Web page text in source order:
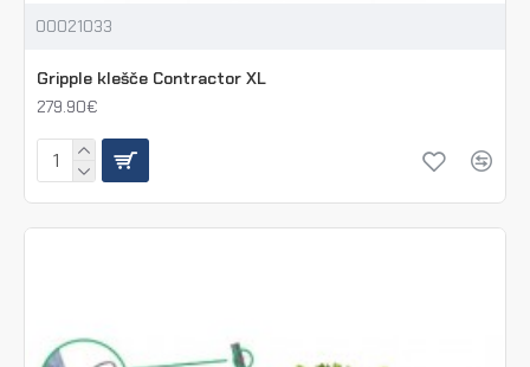
00021033
Gripple klešče Contractor XL
279.90€